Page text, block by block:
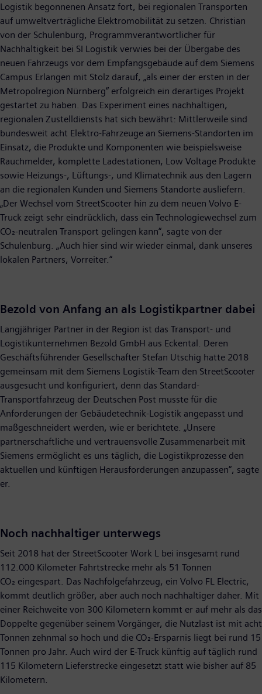
Logistik begonnenen Ansatz fort, bei regionalen Transporten
auf umweltverträgliche Elektromobilität zu setzen. Christian
von der Schulenburg, Programmverantwortlicher für
Nachhaltigkeit bei SI Logistik verwies bei der Übergabe des
neuen Fahrzeugs vor dem Empfangsgebäude auf dem Siemens
Campus Erlangen mit Stolz darauf, „als einer der ersten in der
Metropolregion Nürnberg“ erfolgreich ein derartiges Projekt
gestartet zu haben. Das Experiment eines nachhaltigen,
regionalen Zustelldiensts hat sich bewährt: Mittlerweile sind
bundesweit acht Elektro-Fahrzeuge an Siemens-Standorten im
Einsatz, die Produkte und Komponenten wie beispielsweise
Rauchmelder, komplette Ladestationen, Low Voltage Produkte
sowie Heizungs-, Lüftungs-, und Klimatechnik aus den Lagern
an die regionalen Kunden und Siemens Standorte ausliefern.
„Der Wechsel vom StreetScooter hin zu dem neuen Volvo E-
Truck zeigt sehr eindrücklich, dass ein Technologiewechsel zum
CO₂-neutralen Transport gelingen kann“, sagte von der
Schulenburg. „Auch hier sind wir wieder einmal, dank unseres
lokalen Partners, Vorreiter.“
Bezold von Anfang an als Logistikpartner dabei
Langjähriger Partner in der Region ist das Transport- und
Logistikunternehmen Bezold GmbH aus Eckental. Deren
Geschäftsführender Gesellschafter Stefan Utschig hatte 2018
gemeinsam mit dem Siemens Logistik-Team den StreetScooter
ausgesucht und konfiguriert, denn das Standard-
Transportfahrzeug der Deutschen Post musste für die
Anforderungen der Gebäudetechnik-Logistik angepasst und
maßgeschneidert werden, wie er berichtete. „Unsere
partnerschaftliche und vertrauensvolle Zusammenarbeit mit
Siemens ermöglicht es uns täglich, die Logistikprozesse den
aktuellen und künftigen Herausforderungen anzupassen“, sagte
er.
Noch nachhaltiger unterwegs
Seit 2018 hat der StreetScooter Work L bei insgesamt rund
112.000 Kilometer Fahrtstrecke mehr als 51 Tonnen
CO₂ eingespart. Das Nachfolgefahrzeug, ein Volvo FL Electric,
kommt deutlich größer, aber auch noch nachhaltiger daher. Mit
einer Reichweite von 300 Kilometern kommt er auf mehr als das
Doppelte gegenüber seinem Vorgänger, die Nutzlast ist mit acht
Tonnen zehnmal so hoch und die CO₂-Ersparnis liegt bei rund 15
Tonnen pro Jahr. Auch wird der E-Truck künftig auf täglich rund
115 Kilometern Lieferstrecke eingesetzt statt wie bisher auf 85
Kilometern.